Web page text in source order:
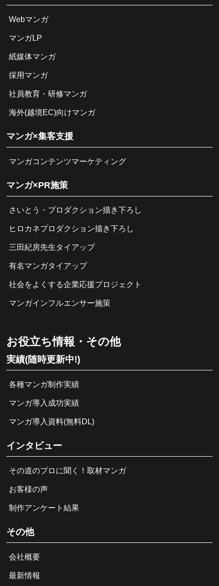
Webマンガ
マンガLP
紙媒体マンガ
採用マンガ
社員教育・研修マンガ
海外(越境EC)向けマンガ
マンガ×集客支援
マンガコンテンツマーケティング
マンガ×PR施策
さいとう・プロダクション描き下ろし
ヒロカネプロダクション描き下ろし
三田紀房先生タイアップ
有名マンガタイアップ
社会をよくする企業応援プロジェクト
マンガインフルエンサー施策
お役立ち情報・その他
実績(随時更新中!)
各種マンガ制作実績
マンガ導入成功実績
マンガ導入資料(無料DL)
インタビュー
その道のプロに聞く！取材マンガ
お客様の声
制作アンケート結果
その他
会社概要
最新情報